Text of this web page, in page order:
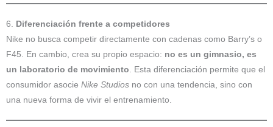
6. Diferenciación frente a competidores
Nike no busca competir directamente con cadenas como Barry’s o
F45. En cambio, crea su propio espacio: no es un gimnasio, es
un laboratorio de movimiento . Esta diferenciación permite que el
consumidor asocie Nike Studios no con una tendencia, sino con
una nueva forma de vivir el entrenamiento.